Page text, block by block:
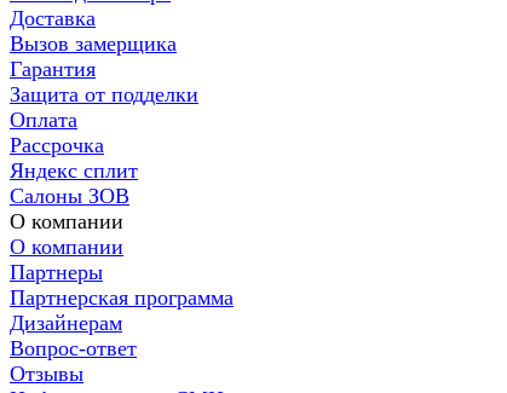
Доставка
Вызов замерщика
Гарантия
Защита от подделки
Оплата
Рассрочка
Яндекс сплит
Салоны ЗОВ
О компании
О компании
Партнеры
Партнерская программа
Дизайнерам
Вопрос-ответ
Отзывы